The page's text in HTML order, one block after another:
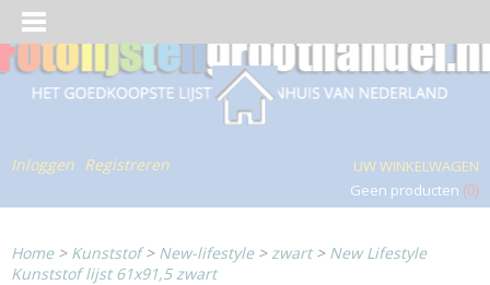
Inloggen Registreren
UW WINKELWAGEN
Geen producten (0)
Home> Kunststof> New-lifestyle>zwart> New Lifestyle
Kunststof lijst 61x91,5 zwart